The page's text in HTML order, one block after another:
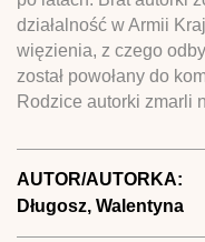
działalność w Armii
więzienia, z czego
został powołany do
Rodzice autorki zmarli
AUTOR/AUTORKA:
Długosz, Walentyna